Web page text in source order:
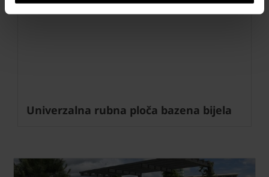
Univerzalna rubna ploča bazena bijela
Next